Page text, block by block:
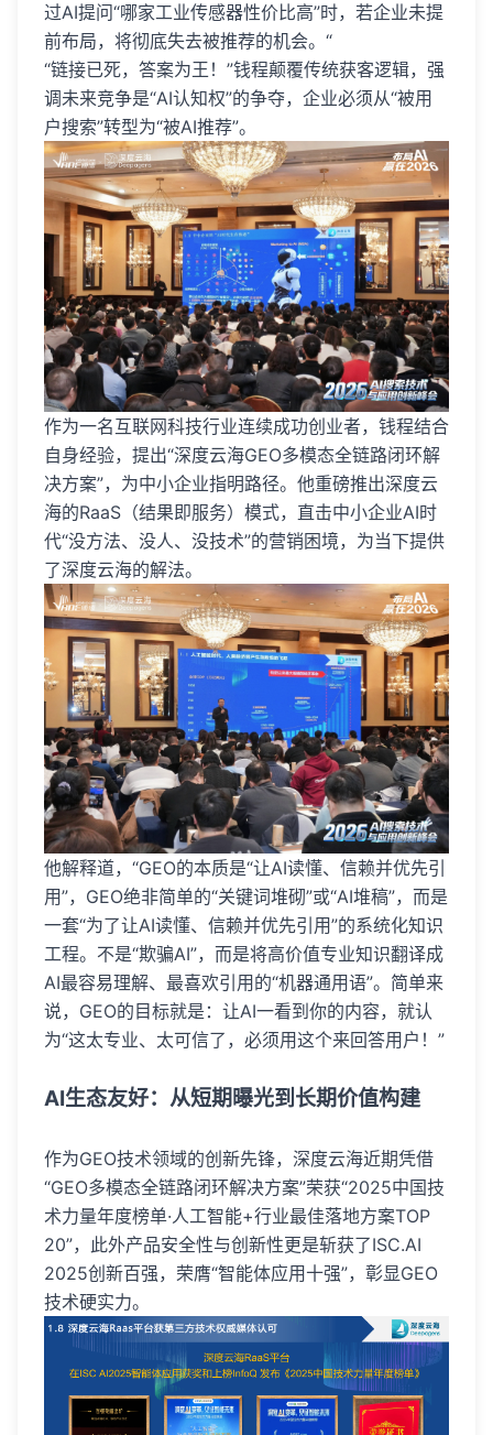
过AI提问“哪家工业传感器性价比高”时，若企业未提
前布局，将彻底失去被推荐的机会。“
“链接已死，答案为王！”钱程颠覆传统获客逻辑，强
调未来竞争是“AI认知权”的争夺，企业必须从“被用
户搜索”转型为“被AI推荐”。
作为一名互联网科技行业连续成功创业者，钱程结合
自身经验，提出“深度云海GEO多模态全链路闭环解
决方案”，为中小企业指明路径。他重磅推出深度云
海的RaaS（结果即服务）模式，直击中小企业AI时
代“没方法、没人、没技术”的营销困境，为当下提供
了深度云海的解法。
他解释道，“GEO的本质是“让AI读懂、信赖并优先引
用”，GEO绝非简单的“关键词堆砌”或“AI堆稿”，而是
一套“为了让AI读懂、信赖并优先引用”的系统化知识
工程。不是“欺骗AI”，而是将高价值专业知识翻译成
AI最容易理解、最喜欢引用的“机器通用语”。简单来
说，GEO的目标就是：让AI一看到你的内容，就认
为“这太专业、太可信了，必须用这个来回答用户！”
AI生态友好：从短期曝光到长期价值构建
作为GEO技术领域的创新先锋，深度云海近期凭借
“GEO多模态全链路闭环解决方案”荣获“2025中国技
术力量年度榜单·人工智能+行业最佳落地方案TOP
20”，此外产品安全性与创新性更是斩获了ISC.AI
2025创新百强，荣膺“智能体应用十强”，彰显GEO
技术硬实力。